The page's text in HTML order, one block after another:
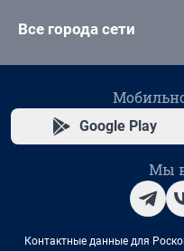
Все города сети
Google Play
Мы в
Контактные данные для